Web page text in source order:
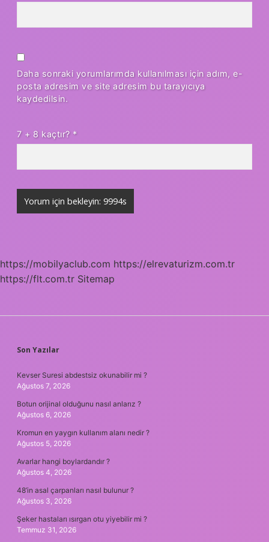
Daha sonraki yorumlarımda kullanılması için adım, e-
posta adresim ve site adresim bu tarayıcıya
kaydedilsin.
7 + 8 kaçtır? *
https://mobilyaclub.com https://elrevaturizm.com.tr
https://flt.com.tr Sitemap
SIDEBAR
Son Yazılar
Kevser Suresi abdestsiz okunabilir mi ?
Ağustos 7, 2026
Botun orijinal olduğunu nasıl anlarız ?
Ağustos 6, 2026
Kromun en yaygın kullanım alanı nedir ?
Ağustos 5, 2026
Avarlar hangi boylardandır ?
Ağustos 4, 2026
48’in asal çarpanları nasıl bulunur ?
Ağustos 3, 2026
Şeker hastaları ısırgan otu yiyebilir mi ?
Temmuz 31, 2026